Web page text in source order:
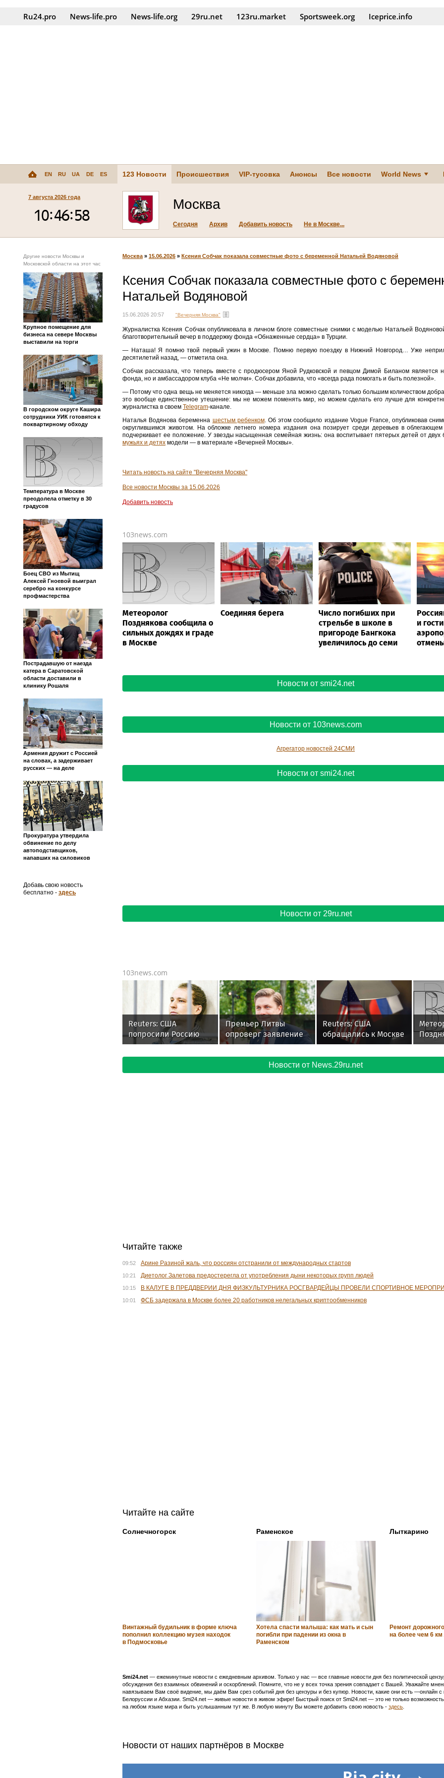
Ru24.pro News‑life.pro News‑life.org 29ru.net 123ru.market Sportsweek.org Iceprice.info
EN RU UA DE ES 123 Новости Происшествия VIP-тусовка Анонсы Все новости World News
7 августа 2026 года Москва
Сегодня Архив Добавить новость Не в Москве...
Другие новости Москвы и
Московской области на этот час
Крупное помещение для
бизнеса на севере Москвы
выставили на торги
В городском округе Кашира
сотрудники УИК готовятся к
поквартирному обходу
Температура в Москве
преодолела отметку в 30
градусов
Боец СВО из Мытищ
Алексей Гноевой выиграл
серебро на конкурсе
профмастерства
Пострадавшую от наезда
катера в Саратовской
области доставили в
клинику Рошаля
Армения дружит с Россией
на словах, а задерживает
русских — на деле
Прокуратура утвердила
обвинение по делу
автоподставщиков,
напавших на силовиков
Добавь свою новость
бесплатно - здесь
Москва » 15.06.2026 » Ксения Собчак показала совместные фото с беременной Натальей Водяновой
Ксения Собчак показала совместные фото с
Натальей Водяновой
15.06.2026 20:57 "Вечерняя Москва"
Журналистка Ксения Собчак опубликовала в личном блоге совместные снимки с моделью Натальей
благотворительный вечер в поддержку фонда «Обнаженные сердца» в Турции.
— Наташа! Я помню твой первый ужин в Москве. Помню первую поездку в Нижний Новгород… Уже
десятилетий назад, — отметила она.
Собчак рассказала, что теперь вместе с продюсером Яной Рудковской и певцом Димой Биланом является
фонда, но и амбассадором клуба «Не молчи». Собчак добавила, что «всегда рада помогать и быть полезной».
— Потому что одна вещь не меняется никогда — меньше зла можно сделать только большим количеством
это вообще единственное утешение: мы не можем поменять мир, но можем сделать его лучше для
журналистка в своем Telegram-канале.
Наталья Водянова беременна шестым ребенком. Об этом сообщило издание Vogue France, опубликовав
округлившимся животом. На обложке летнего номера издания она позирует среди деревьев в облегающем
подчеркивает ее положение. У звезды насыщенная семейная жизнь: она воспитывает пятерых детей от двух
мужьях и детях модели — в материале «Вечерней Москвы».
Читать новость на сайте "Вечерняя Москва"
Все новости Москвы за 15.06.2026
Добавить новость
103news.com
Метеоролог
Позднякова сообщила о
сильных дождях и граде
в Москве
Соединяя берега
Число погибших при
стрельбе в школе в
пригороде Бангкока
увеличилось до семи
и
Новости от smi24.net
Новости от 103news.com
Агрегатор новостей 24СМИ
Новости от smi24.net
Новости от 29ru.net
103news.com
Reuters: США
попросили Россию
освободить
осужденного
Премьер Литвы
опроверг заявление
министра об угрозе
со стороны РФ
Reuters: США
обращались к Москве
по делу осужденного
американца Гилмана
Новости от News.29ru.net
Читайте также
09:52 Арине Разиной жаль, что россиян отстранили от международных стартов
10:21 Диетолог Залетова предостерегла от употребления дыни некоторых групп людей
10:15 В КАЛУГЕ В ПРЕДДВЕРИИ ДНЯ ФИЗКУЛЬТУРНИКА РОСГВАРДЕЙЦЫ ПРОВЕЛИ СПОРТИВНОЕ
10:01 ФСБ задержала в Москве более 20 работников нелегальных криптообменников
Читайте на сайте
Солнечногорск
Винтажный будильник в форме ключа
пополнил коллекцию музея находок
в Подмосковье
Раменское
Хотела спасти малыша: как мать и сын
погибли при падении из окна в
Раменском
Лыткарино
Ремонт
на более чем 6
Smi24.net — ежеминутные новости с ежедневным архивом. Только у нас — все главные новости дня без политической
обсуждения без взаимных обвинений и оскорблений. Помните, что не у всех точка зрения совпадает с Вашей. Уважайте
навязываем Вам своё видение, мы даём Вам срез событий дня без цензуры и без купюр. Новости, какие они есть —онлайн
Белоруссии и Абхазии. Smi24.net — живые новости в живом эфире! Быстрый поиск от Smi24.net — это не только
на любом языке мира и быть услышанным тут же. В любую минуту Вы можете добавить свою новость - здесь
Новости от наших партнёров в Москве